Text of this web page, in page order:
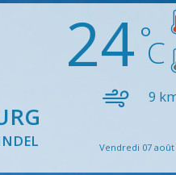
24
9
Vendredi 07 août